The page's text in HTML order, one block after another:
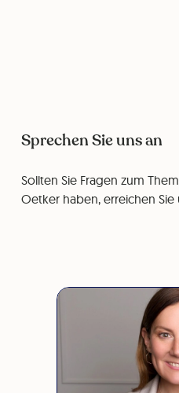
Sprechen Sie uns an
Sollten Sie Fragen zum
Oetker haben, erreichen Sie